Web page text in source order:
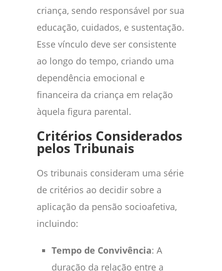
criança, sendo responsável por sua
educação, cuidados, e sustentação.
Esse vínculo deve ser consistente
ao longo do tempo, criando uma
dependência emocional e
financeira da criança em relação
àquela figura parental.
Critérios Considerados
pelos Tribunais
Os tribunais consideram uma série
de critérios ao decidir sobre a
aplicação da pensão socioafetiva,
incluindo:
Tempo de Convivência: A
duração da relação entre a